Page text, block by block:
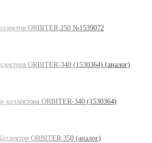
ORBITER 250 №1539072
ORBITER-340 (1530364) (аналог)
коллектора ORBITER-340 (1530364)
ORBITER 350 (аналог)